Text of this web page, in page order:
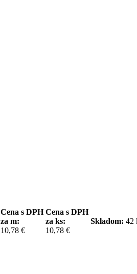
Cena s DPH
za m:
10,78 €
Cena s DPH
za ks:
10,78 €
Skladom: 42